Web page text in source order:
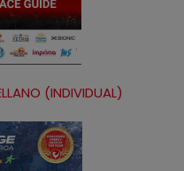
(INDIVIDUAL)